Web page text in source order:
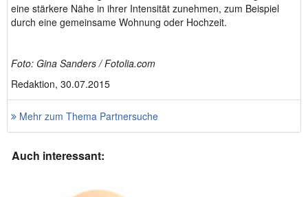
eine stärkere Nähe in ihrer Intensität zunehmen, zum Beispiel
durch eine gemeinsame Wohnung oder Hochzeit.
Foto: Gina Sanders / Fotolia.com
Redaktion, 30.07.2015
Mehr zum Thema Partnersuche
Auch interessant: